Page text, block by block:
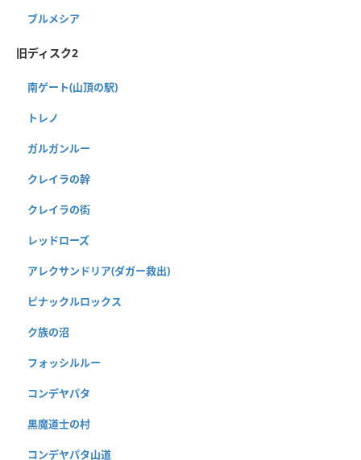
ブルメシア
旧ディスク2
南ゲート(山頂の駅)
トレノ
ガルガンルー
クレイラの幹
クレイラの街
レッドローズ
アレクサンドリア(ダガー救出)
ピナックルロックス
ク族の沼
フォッシルルー
コンデヤパタ
黒魔道士の村
コンデヤパタ山道